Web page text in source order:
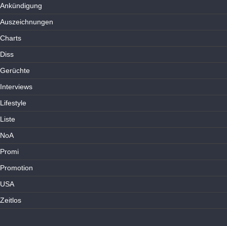
Ankündigung
Auszeichnungen
Charts
Diss
Gerüchte
Interviews
Lifestyle
Liste
NoA
Promi
Promotion
USA
Zeitlos